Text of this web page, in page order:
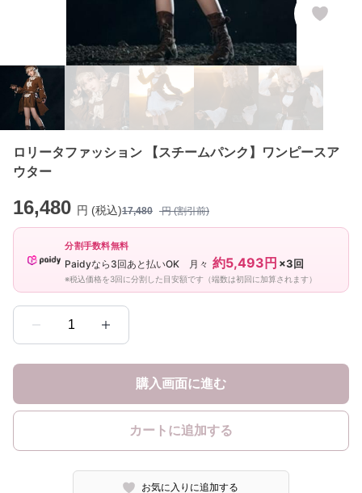
ロリータファッション 【スチームパンク】ワンピースア
ウター
16,480 円 (税込)17,480 円 (割引前)
分割手数料無料
Paidyなら3回あと払いOK 月々 約5,493円 ×3回
※税込価格を3回に分割した目安額です（端数は初回に加算されます）
1
購入画面に進む
カートに追加する
お気に入りに追加する